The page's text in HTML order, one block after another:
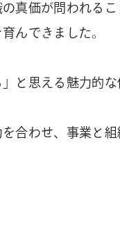
真価が問われるこ
育んできました。
と思える魅力的
合わせ、事業と組